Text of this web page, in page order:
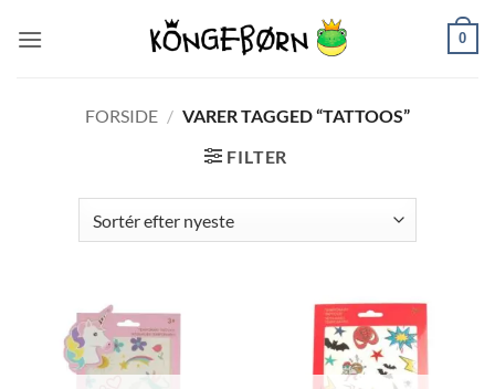
0
FORSIDE / VARER TAGGED “TATTOOS”
FILTER